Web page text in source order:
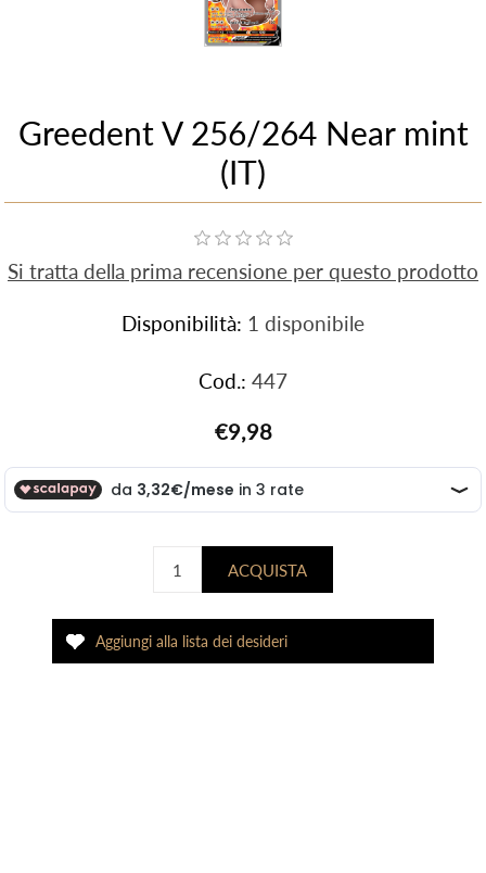
Greedent V 256/264 Near mint
(IT)
Si tratta della prima recensione per questo prodotto
Disponibilità: 1 disponibile
Cod.: 447
€9,98